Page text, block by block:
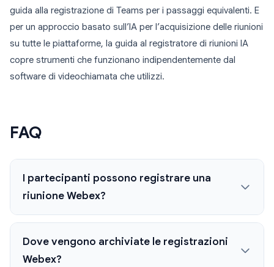
guida alla registrazione di Teams per i passaggi equivalenti. E
per un approccio basato sull’IA per l’acquisizione delle riunioni
su tutte le piattaforme, la guida al registratore di riunioni IA
copre strumenti che funzionano indipendentemente dal
software di videochiamata che utilizzi.
FAQ
I partecipanti possono registrare una
riunione Webex?
Dove vengono archiviate le registrazioni
Webex?